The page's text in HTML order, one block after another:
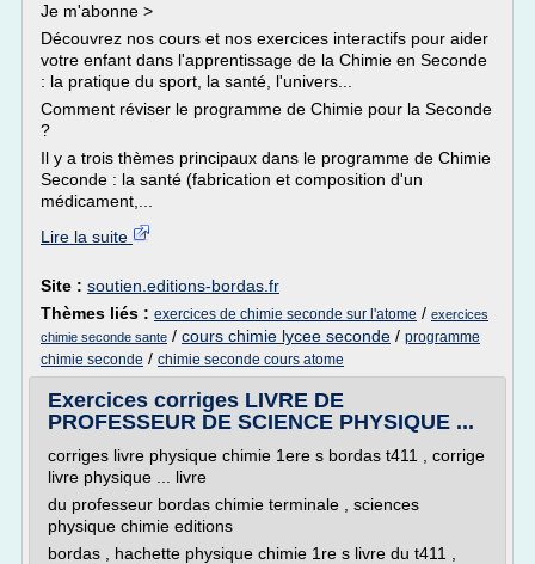
Je m'abonne >
Découvrez nos cours et nos exercices interactifs pour aider
votre enfant dans l'apprentissage de la Chimie en Seconde
: la pratique du sport, la santé, l'univers...
Comment réviser le programme de Chimie pour la Seconde
?
Il y a trois thèmes principaux dans le programme de Chimie
Seconde : la santé (fabrication et composition d'un
médicament,...
Lire la suite
Site : soutien.editions-bordas.fr
Thèmes liés : exercices de chimie seconde sur l'atome / exercices
chimie seconde sante / cours chimie lycee seconde / programme
chimie seconde / chimie seconde cours atome
Exercices corriges LIVRE DE
PROFESSEUR DE SCIENCE PHYSIQUE ...
corriges livre physique chimie 1ere s bordas t411 , corrige
livre physique ... livre
du professeur bordas chimie terminale , sciences
physique chimie editions
bordas , hachette physique chimie 1re s livre du t411 ,